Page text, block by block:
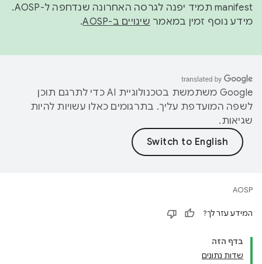
manifest תמיד יפנה לגרסה האחרונה שנדחפה ל-AOSP.
מידע נוסף זמין במאמר שינויים ב-AOSP .
‫Google משתמשת בטכנולוגיית AI כדי לתרגם תוכן
לשפה המועדפת עליך. בתרגומים כאלו עשויות להיות
שגיאות.
AOSP
המידע עזר לך?
בדף הזה
שדות נתונים